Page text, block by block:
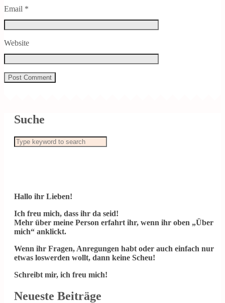
Email *
Website
Suche
Hallo ihr Lieben!
Ich freu mich, dass ihr da seid!
Mehr über meine Person erfahrt ihr, wenn ihr oben „Über
mich“ anklickt.
Wenn ihr Fragen, Anregungen habt oder auch einfach nur
etwas loswerden wollt, dann keine Scheu!
Schreibt mir, ich freu mich!
Neueste Beiträge